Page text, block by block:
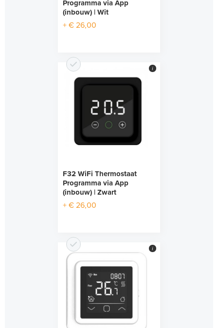
Programma via App
(inbouw) | Wit
+ € 26,00
F32 WiFi Thermostaat
Programma via App
(inbouw) | Zwart
+ € 26,00
i
i